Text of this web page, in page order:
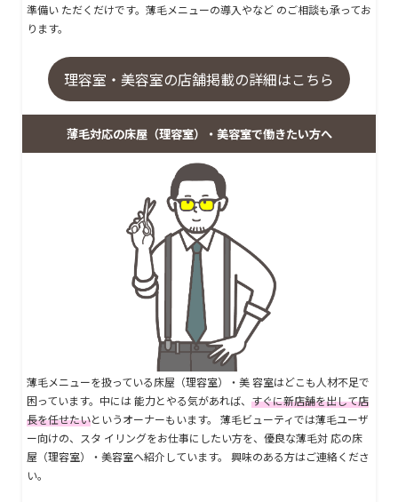
準備い ただくだけです。薄毛メニューの導入やなど のご相談も承ってお
ります。
理容室・美容室の店舗掲載の詳細はこちら
薄毛対応の床屋（理容室）・美容室で働きたい方へ
薄毛メニューを扱っている床屋（理容室）・美 容室はどこも人材不足で
困っています。中には 能力とやる気があれば、 すぐに新店舗を出して店
長を任せたいというオーナーもいます。 薄毛ビューティでは薄毛ユーザ
ー向けの、スタ イリングをお仕事にしたい方を、優良な薄毛対 応の床
屋（理容室）・美容室へ紹介しています。 興味のある方はご連絡くださ
い。